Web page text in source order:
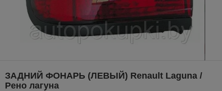
ЗАДНИЙ ФОНАРЬ (ЛЕВЫЙ) Renault Laguna /
Рено лагуна